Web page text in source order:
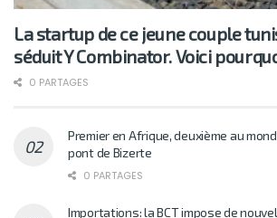
La startup de ce jeune couple
séduit Y Combinator. Voici
0 PARTAGES
Premier en Afrique, deuxième au
pont de Bizerte
0 PARTAGES
Importations: la BCT impose de